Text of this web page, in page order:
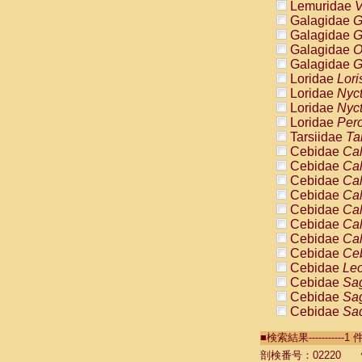
Lemuridae
Galagidae
Galagidae
Galagidae
Galagidae
Loridae
Loridae
Loridae
Loridae
Tarsiidae
Cebidae
Cebidae
Cebidae
Cebidae
Cebidae
Cebidae
Cebidae
Cebidae
Cebidae
Cebidae
Cebidae
Cebidae
Cebidae
Cebidae
■検索結果-----------1
剖検番号：02220